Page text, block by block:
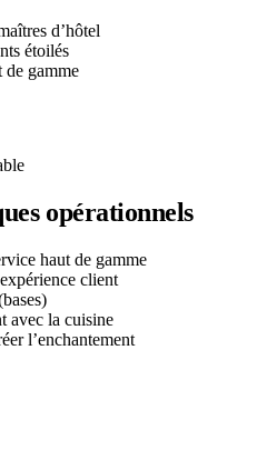
d’hôtel
étoilés
de gamme
opérationnels
haut de gamme
client
avec la cuisine
l’enchantement